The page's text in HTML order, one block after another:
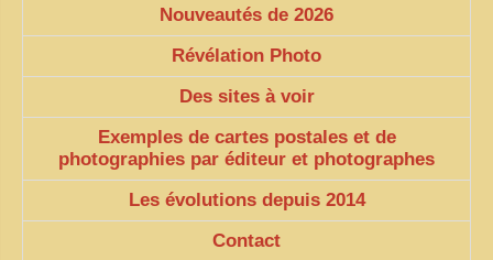
Nouveautés de 2026
Révélation Photo
Des sites à voir
Exemples de cartes postales et de
photographies par éditeur et photographes
Les évolutions depuis 2014
Contact